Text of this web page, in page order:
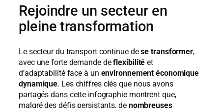
Rejoindre un secteur en
pleine transformation
Le secteur du transport continue dese transformer,
avec une forte demande deflexibilité et
d’adaptabilité face à un environnement économique
dynamique. Les chiffres clés que nous avons
partagés dans cette infographie montrent que,
malgré des défis persistants, de nombreuses